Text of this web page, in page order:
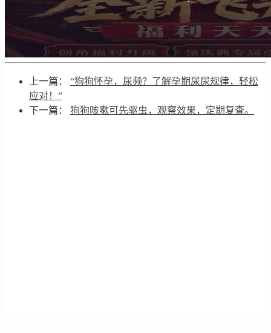
上一篇： “狗狗怀孕，尿频？了解孕期尿尿规律，轻松
应对！”
下一篇： 狗狗咳嗽可先驱虫，观察效果，定期复查。